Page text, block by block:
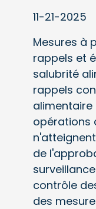
11-21-2025
Mesures à
rappels et
salubrité
rappels
alimentaire
opérations
de
contrôle
des